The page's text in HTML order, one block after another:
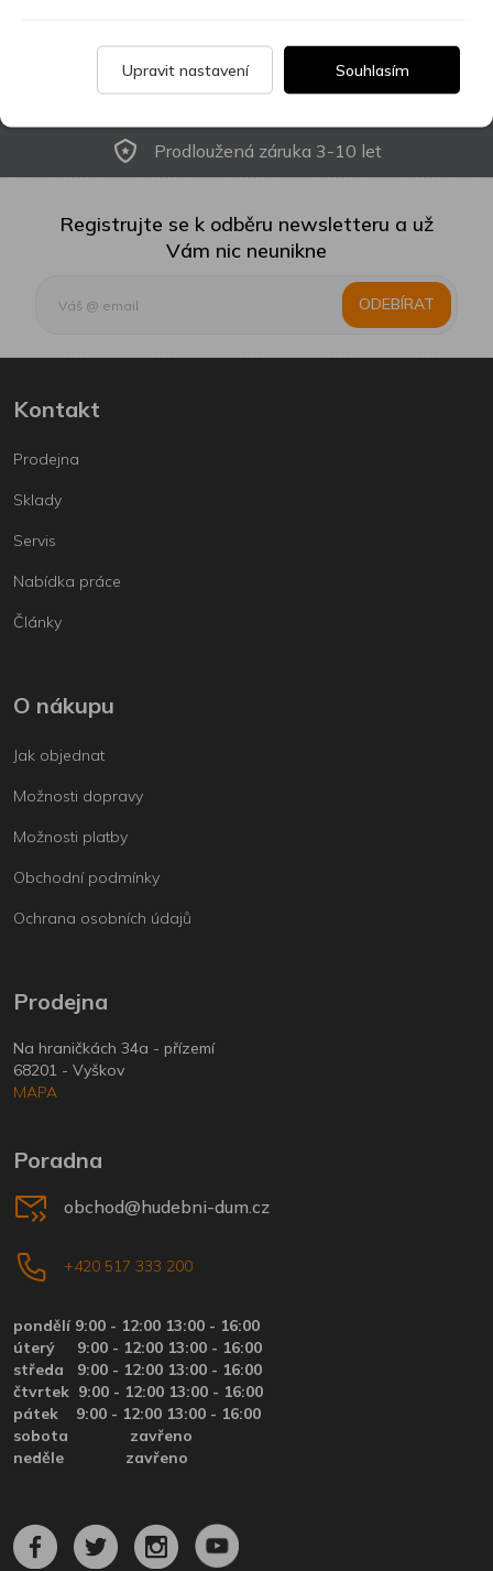
Odborníci na telefonu
Slevy na další nákup
Prodloužená záruka 3-10 let
Registrujte se k odběru newsletteru a už
Vám nic neunikne
ODEBÍRAT
Kontakt
Prodejna
Sklady
Servis
Nabídka práce
Články
O nákupu
Jak objednat
Možnosti dopravy
Možnosti platby
Obchodní podmínky
Ochrana osobních údajů
Prodejna
Na hraničkách 34a - přízemí
68201 - Vyškov
MAPA
Poradna
obchod@hudebni-dum.cz
+420 517 333 200
pondělí 9:00 - 12:00 13:00 - 16:00
úterý 9:00 - 12:00 13:00 - 16:00
středa 9:00 - 12:00 13:00 - 16:00
čtvrtek 9:00 - 12:00 13:00 - 16:00
pátek 9:00 - 12:00 13:00 - 16:00
sobota zavřeno
neděle zavřeno
Upravit nastavení Souhlasím